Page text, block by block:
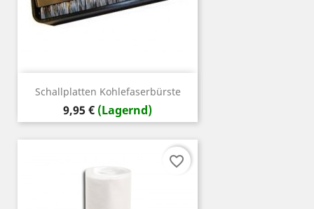
Schallplatten Kohlefaserbürste
Preis
9,95 € (Lagernd)
favorite_border